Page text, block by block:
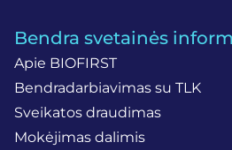
Bendra svetainės
Apie BIOFIRST
Bendradarbiavimas su TLK
Sveikatos draudimas
Mokėjimas dalimis